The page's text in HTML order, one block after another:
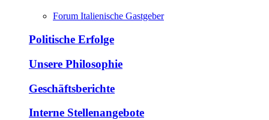
Forum Italienische Gastgeber
Politische Erfolge
Unsere Philosophie
Geschäftsberichte
Interne Stellenangebote